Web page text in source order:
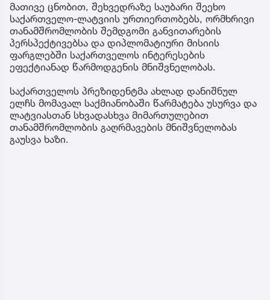
მათივე ცნობით, შეხვედრაზე საუბარი შეეხო
საქართველო-ლატვიის ურთიერთობებს, ორმხრივი
თანამშრომლობის შემდგომი განვითარების
პერსპექტივებსა და დიპლომატიური მისიის
ფარგლებში საქართველოს ინტერესების
ეფექტიანად წარმოდგენის მნიშვნელობას.
საქართველოს პრეზიდენტმა ახლად დანიშნულ
ელჩს მომავალ საქმიანობაში წარმატება უსურვა და
ლატვიასთან სხვადასხვა მიმართულებით
თანამშრომლობის გაღრმავების მნიშვნელობას
გაუსვა ხაზი.